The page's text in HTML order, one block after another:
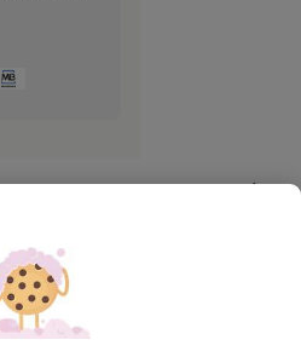
e energizante no
e envolvente limpa a pele
base lavante sem sulfatos. A